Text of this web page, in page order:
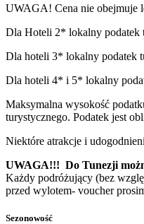
UWAGA! Cena nie obejmuje
Dla Hoteli 2* lokalny podatek
Dla hoteli 3* lokalny podatek
Dla hoteli 4* i 5* lokalny
Maksymalna wysokość
turystycznego. Podatek jest
Niektóre atrakcje i
UWAGA!!! Do Tunezji
Każdy podróżujący (bez
przed wylotem- voucher
Sezonowość